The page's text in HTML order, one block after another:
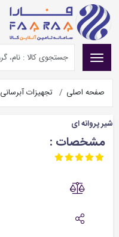
صفحه اصلی تجهیزات آبرسانی
شیر پروانه ای
مشخصات :